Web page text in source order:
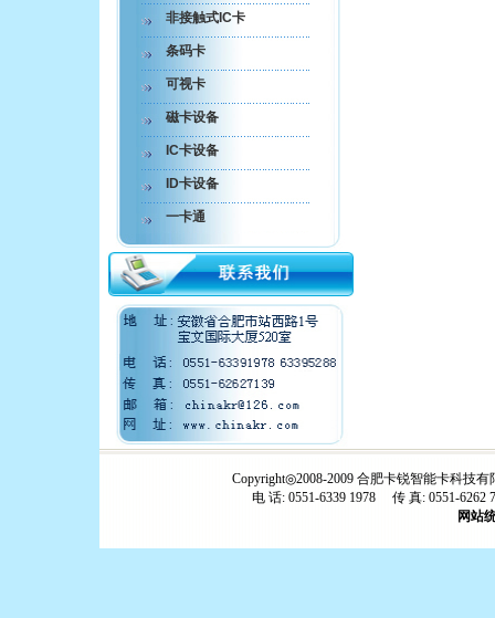
非接触式IC卡
条码卡
可视卡
磁卡设备
IC卡设备
ID卡设备
一卡通
Copyright◎2008-2009 合肥卡锐智能卡科技
电 话: 0551-6339 1978 传 真: 0551-6262
网站